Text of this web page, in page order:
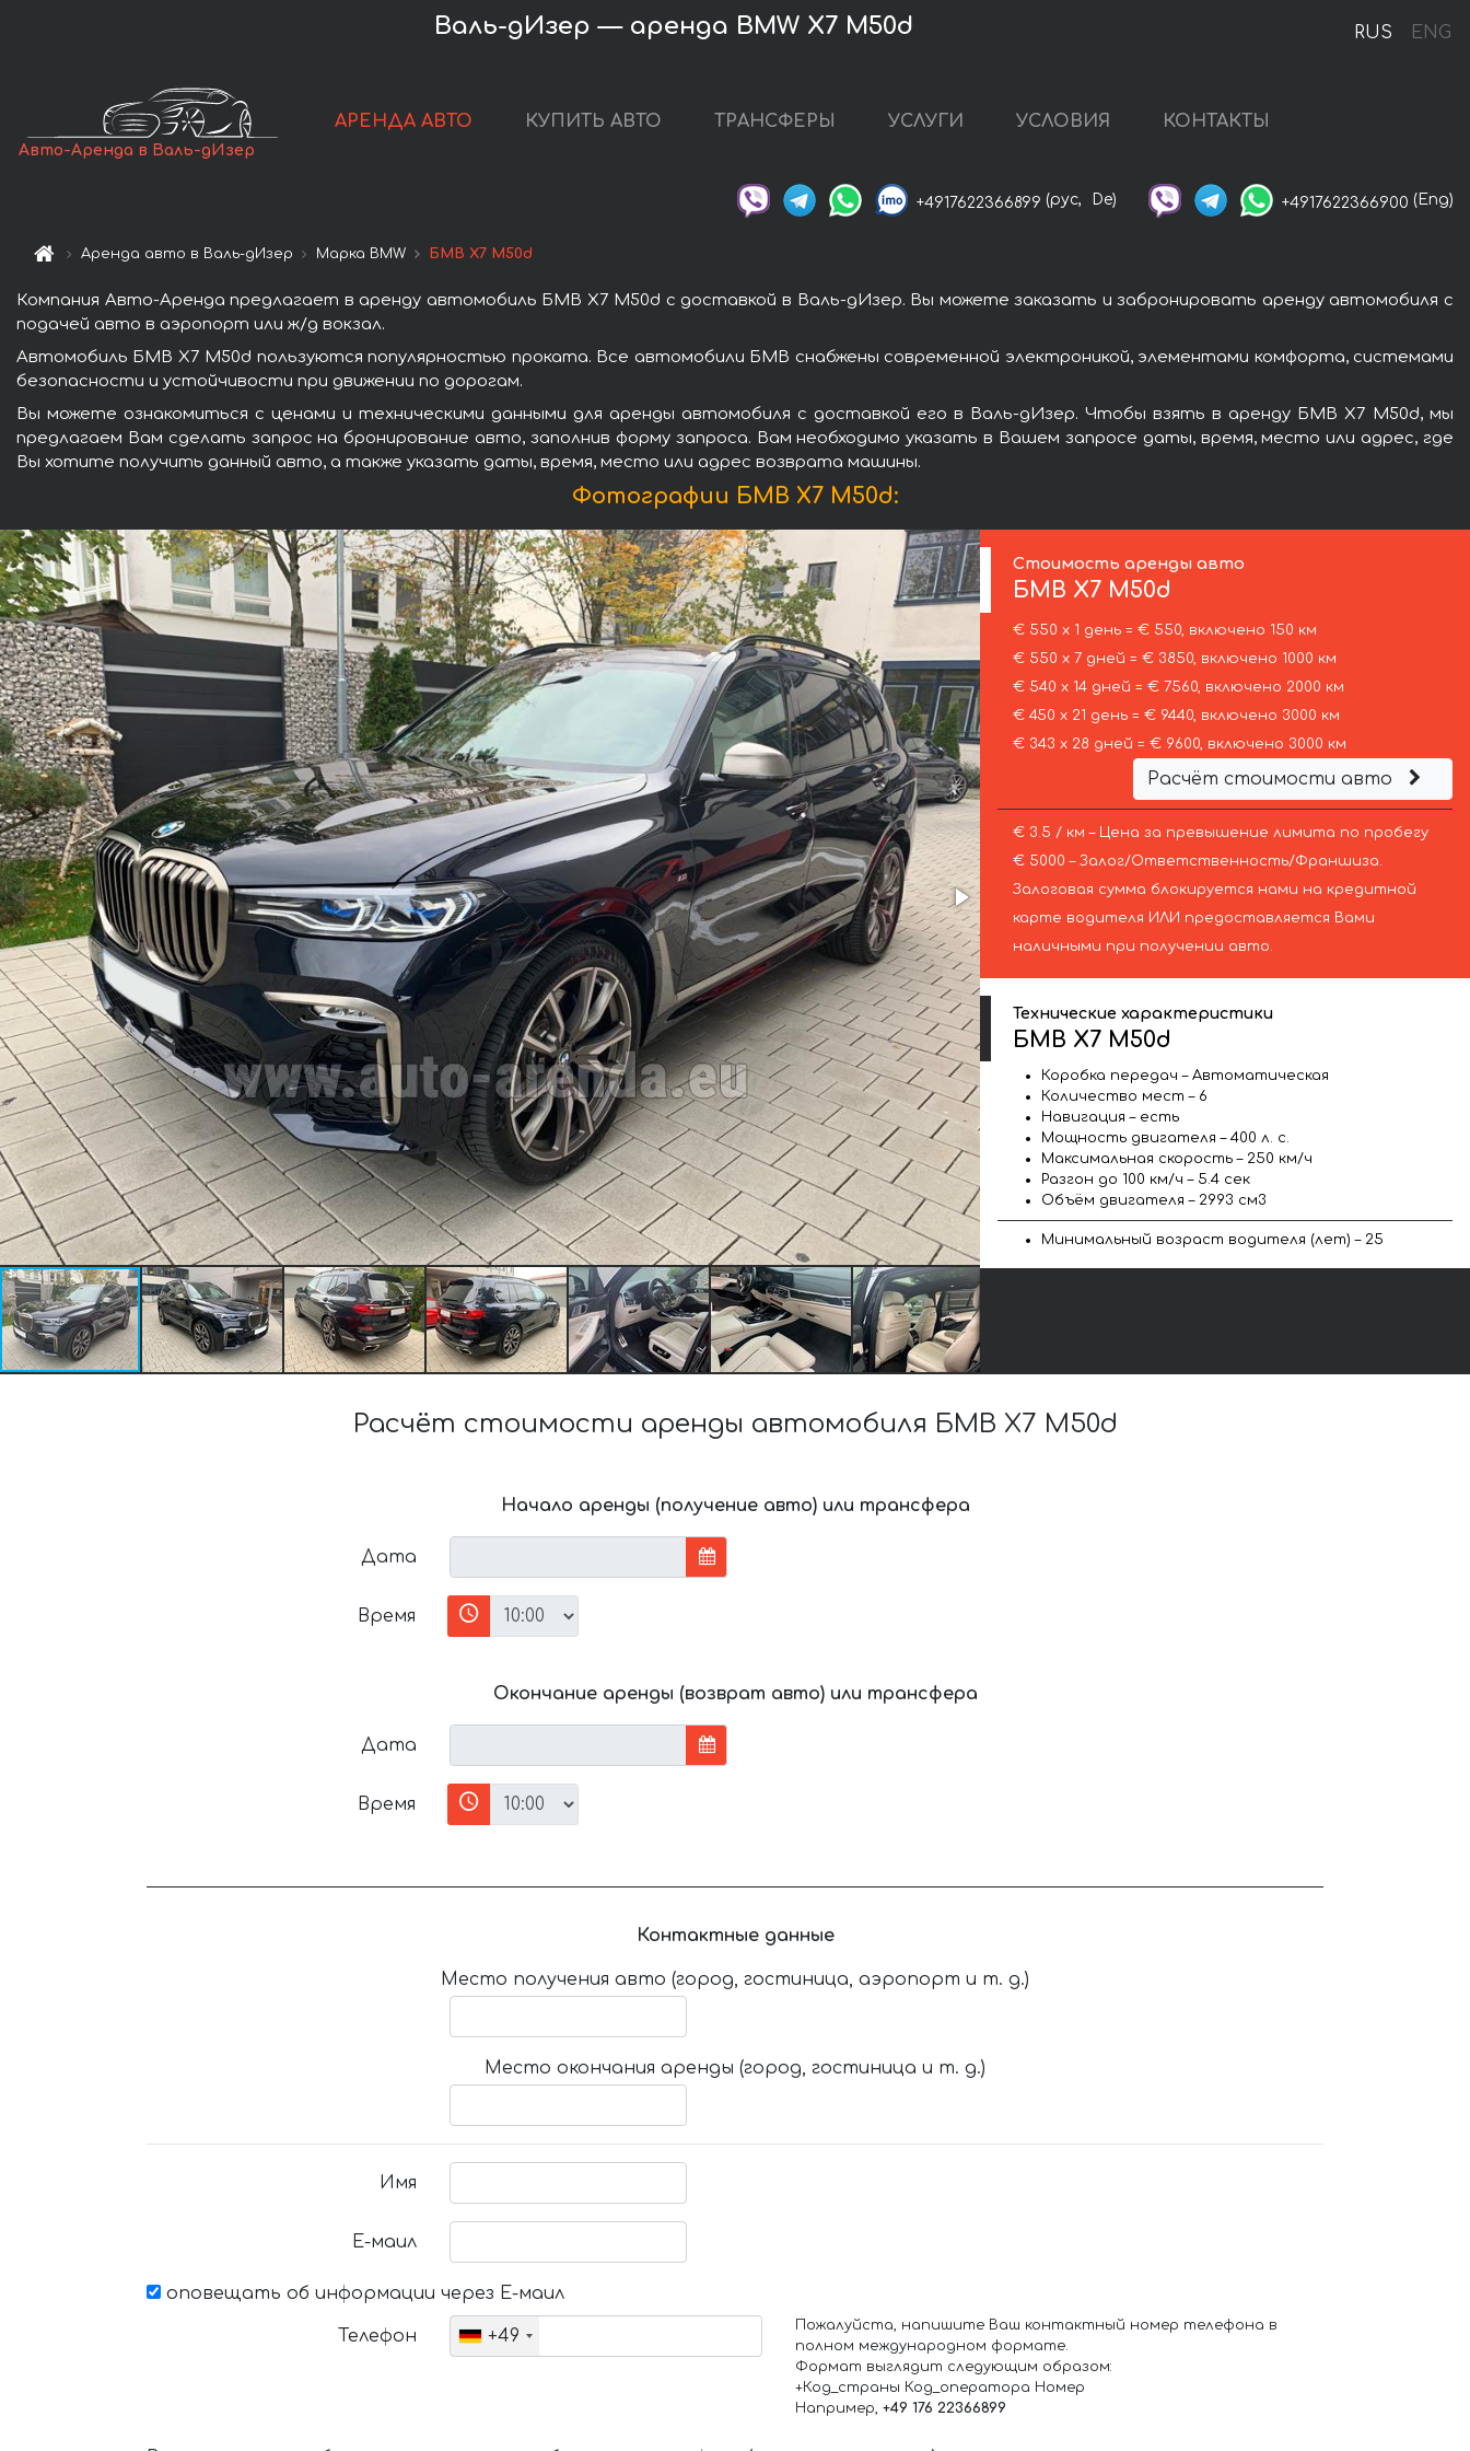
RUS ENG
Валь-дИзер — аренда BMW X7 M50d
Авто-Аренда в Валь-дИзер
АРЕНДА АВТО КУПИТЬ АВТО ТРАНСФЕРЫ УСЛУГИ УСЛОВИЯ КОНТАКТЫ
+4917622366899 (рус, De) +4917622366900 (Eng)
Аренда авто в Валь-дИзер Марка BMW БМВ X7 M50d
Компания Авто-Аренда предлагает в аренду автомобиль БМВ X7 M50d с доставкой в Валь-дИзер. Вы можете заказать и забронировать аренду автомобиля с
подачей авто в аэропорт или ж/д вокзал.
Автомобиль БМВ X7 M50d пользуются популярностью проката. Все автомобили БМВ снабжены современной электроникой, элементами комфорта, системами
безопасности и устойчивости при движении по дорогам.
Вы можете ознакомиться с ценами и техническими данными для аренды автомобиля с доставкой его в Валь-дИзер. Чтобы взять в аренду БМВ X7 M50d, мы
предлагаем Вам сделать запрос на бронирование авто, заполнив форму запроса. Вам необходимо указать в Вашем запросе даты, время, место или адрес, где
Вы хотите получить данный авто, а также указать даты, время, место или адрес возврата машины.
Фотографии БМВ X7 M50d:
Стоимость аренды авто
БМВ X7 M50d
€ 550 х 1 день = € 550, включено 150 км
€ 550 х 7 дней = € 3850, включено 1000 км
€ 540 х 14 дней = € 7560, включено 2000 км
€ 450 х 21 день = € 9440, включено 3000 км
€ 343 х 28 дней = € 9600, включено 3000 км
Расчёт стоимости авто
€ 3.5 / км – Цена за превышение лимита по пробегу
€ 5000 – Залог/Ответственность/Франшиза.
Залоговая сумма блокируется нами на кредитной
карте водителя ИЛИ предоставляется Вами
наличными при получении авто.
Технические характеристики
БМВ X7 M50d
Коробка передач – Автоматическая
Количество мест – 6
Навигация – есть
Мощность двигателя – 400 л. с.
Максимальная скорость – 250 км/ч
Разгон до 100 км/ч – 5.4 сек
Объём двигателя – 2993 см3
Минимальный возраст водителя (лет) – 25
Расчёт стоимости аренды автомобиля БМВ X7 M50d
Начало аренды (получение авто) или трансфера
Дата
Время
Окончание аренды (возврат авто) или трансфера
Дата
Время
Контактные данные
Место получения авто (город, гостиница, аэропорт и т. д.)
Место окончания аренды (город, гостиница и т. д.)
Имя
Е-маил
оповещать об информации через Е-маил
Телефон +49
Пожалуйста, напишите Ваш контактный номер телефона в
полном международном формате.
Формат выглядит следующим образом:
+Код_страны Код_оператора Номер
Например, +49 176 22366899